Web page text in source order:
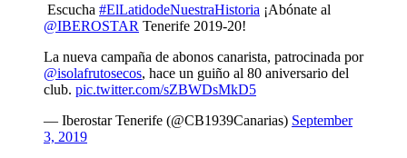
Escucha #ElLatidodeNuestraHistoria ¡Abónate al
@IBEROSTAR Tenerife 2019-20!
La nueva campaña de abonos canarista, patrocinada por
@isolafrutosecos, hace un guiño al 80 aniversario del
club. pic.twitter.com/sZBWDsMkD5
— Iberostar Tenerife (@CB1939Canarias) September
3, 2019